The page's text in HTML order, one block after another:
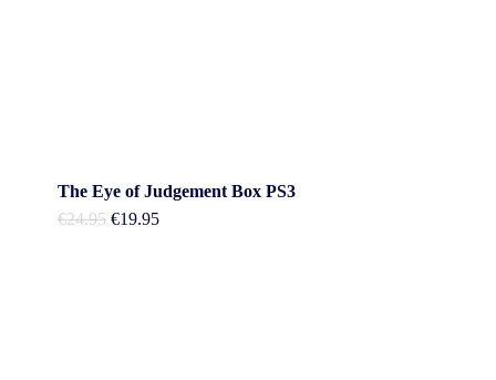
The Eye of Judgement Box PS3
€24.95 Oorspronkelijke
€19.95Huidige